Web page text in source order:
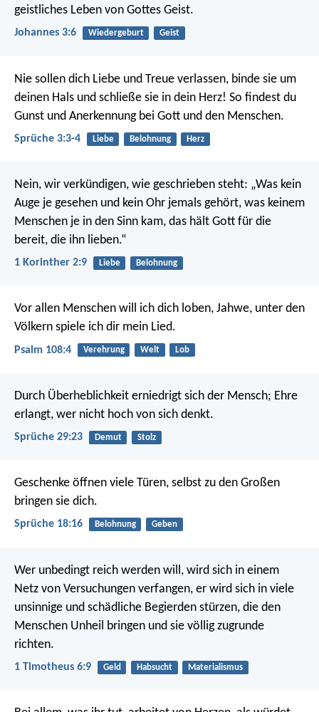
geistliches Leben von Gottes Geist.
Johannes 3:6 Wiedergeburt Geist
Nie sollen dich Liebe und Treue verlassen, binde sie um
deinen Hals und schließe sie in dein Herz! So findest du
Gunst und Anerkennungbei Gott und den Menschen.
Sprüche 3:3-4 Liebe Belohnung Herz
Nein, wir verkündigen, wie geschrieben steht: „Was kein
Auge je gesehen und kein Ohr jemals gehört, was keinem
Menschen je in den Sinn kam, das hält Gott für die
bereit, die ihn lieben.“
1 Korinther 2:9 Liebe Belohnung
Vor allen Menschen will ich dich loben, Jahwe, unter den
Völkern spiele ich dir mein Lied.
Psalm 108:4 Verehrung Welt Lob
Durch Überheblichkeit erniedrigt sich der Mensch; Ehre
erlangt, wer nicht hoch von sich denkt.
Sprüche 29:23 Demut Stolz
Geschenke öffnen viele Türen, selbst zu den Großen
bringen sie dich.
Sprüche 18:16 Belohnung Geben
Wer unbedingt reich werden will, wird sich in einem
Netz von Versuchungen verfangen, er wird sich in viele
unsinnige und schädliche Begierden stürzen, die den
Menschen Unheil bringen und sie völlig zugrunde
richten.
1 Timotheus 6:9 Geld Habsucht Materialismus